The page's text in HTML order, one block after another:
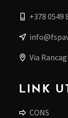
+378 0549
Via
LINK
CONS